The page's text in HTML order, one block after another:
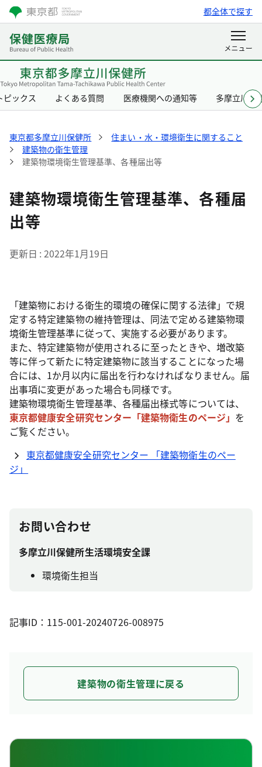
都全体で探す
ピックス よくある質問 医療機関への通知等 多摩立川保
東京都多摩立川保健所
住まい・水・環境衛生に関すること
建築物の衛生管理
建築物環境衛生管理基準、各種届出等
建築物環境衛生管理基準、各種届
出等
更新日 2022年1月19日
「建築物における衛生的環境の確保に関する法律」で規
定する特定建築物の維持管理は、同法で定める建築物環
境衛生管理基準に従って、実施する必要があります。
また、特定建築物が使用されるに至ったときや、増改築
等に伴って新たに特定建築物に該当することになった場
合には、1か月以内に届出を行わなければなりません。届
出事項に変更があった場合も同様です。
建築物環境衛生管理基準、各種届出様式等については、
東京都健康安全研究センター「建築物衛生のページ」 を
ご覧ください。
東京都健康安全研究センター 「建築物衛生のペー
ジ」
お問い合わせ
多摩立川保健所生活環境安全課
環境衛生担当
記事ID：115-001-20240726-008975
建築物の衛生管理に戻る